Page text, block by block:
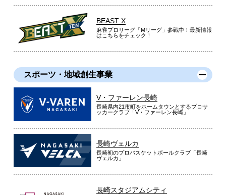
BEAST X
麻雀プロリーグ「Mリーグ」参戦中！最新情報
はこちらをチェック！
スポーツ・地域創生事業
V・ファーレン長崎
長崎県内21市町をホームタウンとするプロサ
ッカークラブ「V・ファーレン長崎」
長崎ヴェルカ
長崎初のプロバスケットボールクラブ「長崎
ヴェルカ」
長崎スタジアムシティ